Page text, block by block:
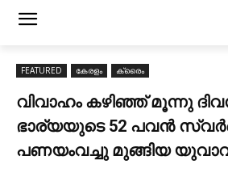
FEATURED കേരളം ക്രൈം
വിവാഹം കഴിഞ്ഞ് മൂന്നു
ഭാര്യയുടെ 52 പവൻ
പണയംവച്ചു മുങ്ങിയ യുവാവ്